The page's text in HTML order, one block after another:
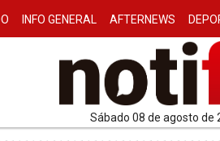
INFO GENERAL AFTERNEWS
sábado 08 de agosto de